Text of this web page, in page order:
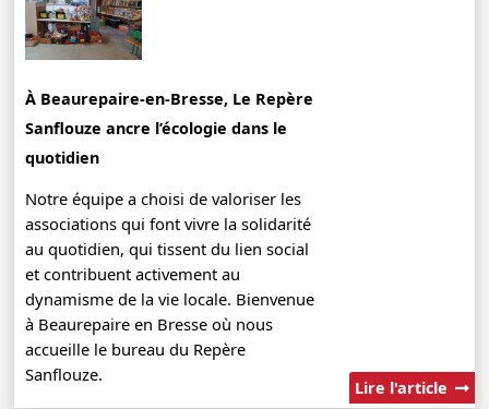
À Beaurepaire-en-Bresse, Le Repère
Sanflouze ancre l’écologie dans le
quotidien
Notre équipe a choisi de valoriser les
associations qui font vivre la solidarité
au quotidien, qui tissent du lien social
et contribuent activement au
dynamisme de la vie locale. Bienvenue
à Beaurepaire en Bresse où nous
accueille le bureau du Repère
Sanflouze.
Lire l'article